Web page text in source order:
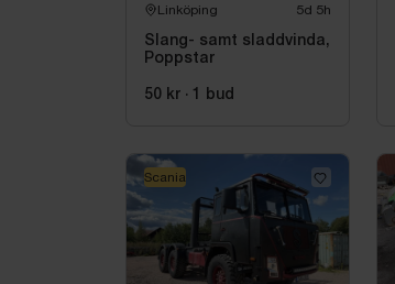
Linköping 5d 5h
Slang- samt sladdvinda,
Poppstar
50 kr · 1 bud
Scania